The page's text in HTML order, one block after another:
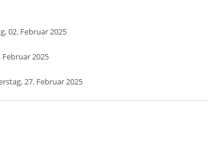
02. Februar 2025
2025
27. Februar 2025